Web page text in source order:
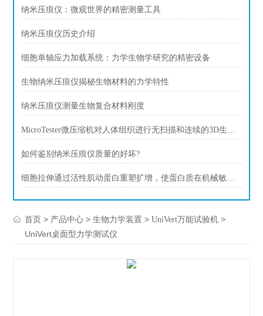
纳米压痕仪：微观世界的精密测量工具
纳米压痕仪历史介绍
细胞单轴应力加载系统：力学生物学研究的精密设备
生物纳米压痕仪揭秘生物材料的力学特性
纳米压痕仪测量生物复合材料刚度
MicroTester微压缩机对人体组织进行无扫描和连续的3D生物打印
如何鉴别纳米压痕仪质量的好坏?
细胞拉伸通过活性肌动蛋白重塑扩增，使蛋白质在机械敏感结构中变形和募集
首页 > 产品中心 >生物力学装置 >UniVert万能试验机 >
UniVert桌面型力学测试仪